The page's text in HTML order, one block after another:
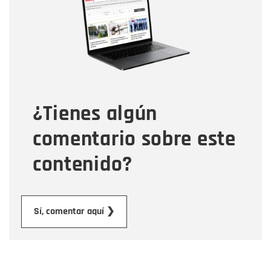
¿Tienes algún
comentario sobre este
contenido?
Sí, comentar aquí ❯
Correo electrónico
Tipo de comentario
Mensaje